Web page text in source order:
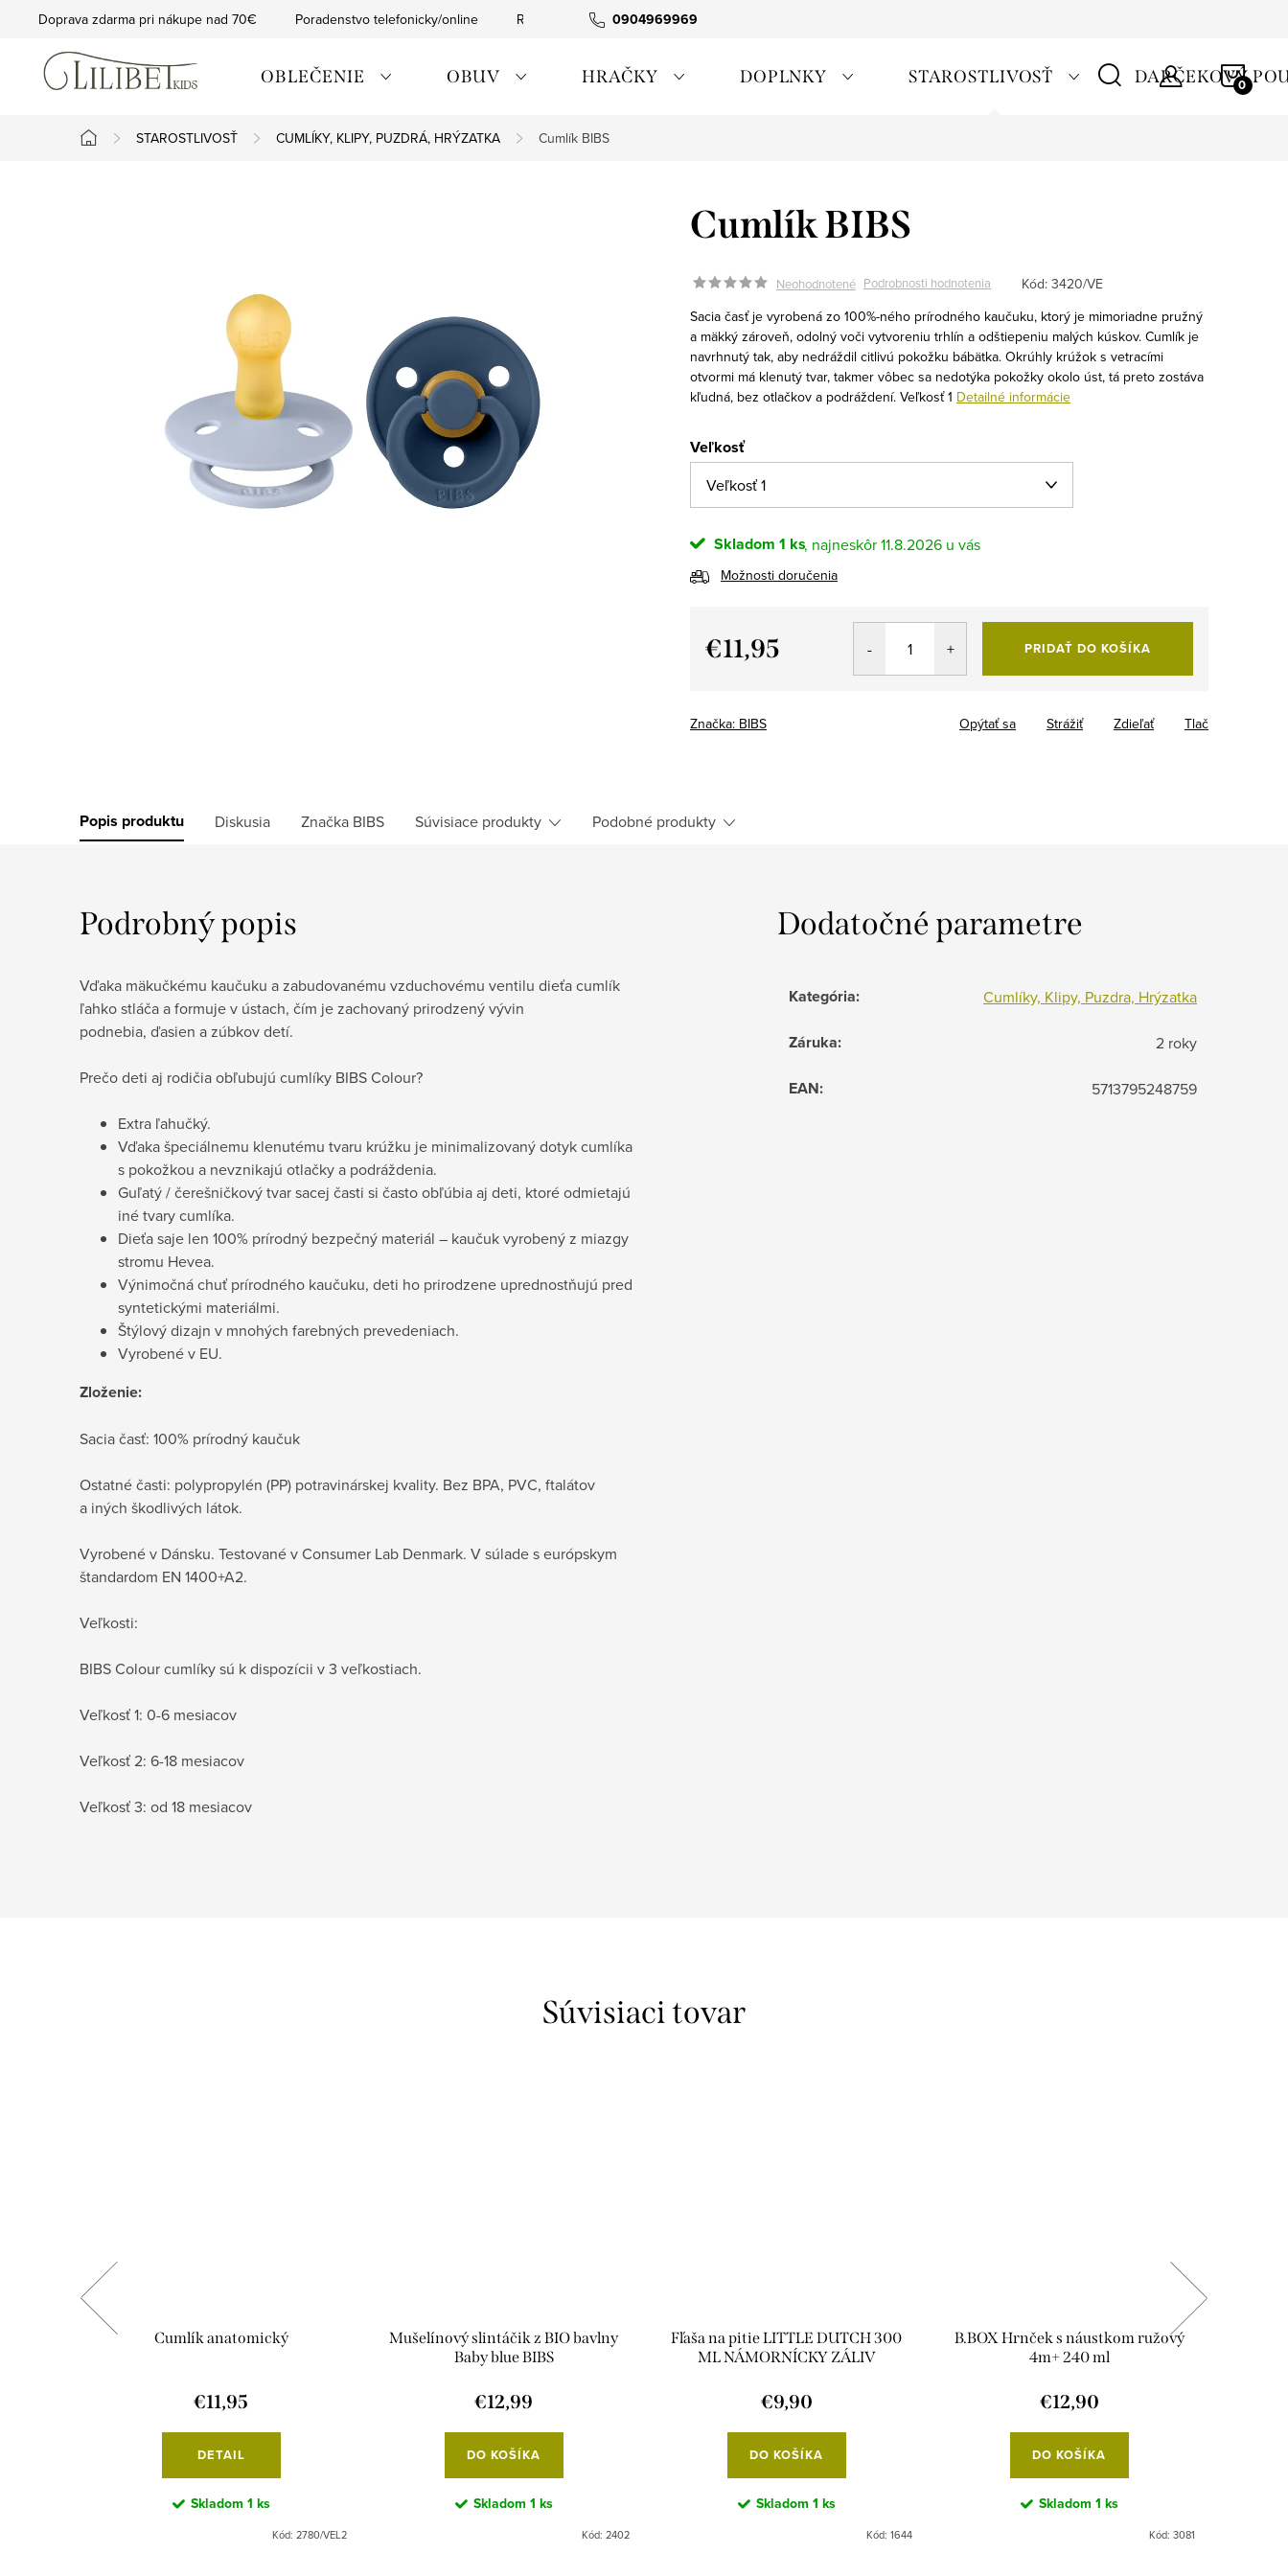
0904969969
Doprava zdarma pri nákupe nad 70€ Poradenstvo telefonicky/online Rýchla expedícia Tovar skladom
OBLEČENIE OBUV HRAČKY DOPLNKY STAROSTLIVOSŤ DARČEKOVÝ
Domov
STAROSTLIVOSŤ CUMLÍKY, KLIPY, PUZDRÁ, HRÝZATKA Cumlík BIBS
Cumlík BIBS
Neohodnotené Podrobnosti hodnotenia Kód: 3420/VE
Sacia časť je vyrobená zo 100%-ného prírodného kaučuku, ktorý je mimoriadne pružný
a mäkký zároveň, odolný voči vytvoreniu trhlín a odštiepeniu malých kúskov. Cumlík je
navrhnutý tak, aby nedráždil citlivú pokožku bábätka. Okrúhly krúžok s vetracími
otvormi má klenutý tvar, takmer vôbec sa nedotýka pokožky okolo úst, tá preto zostáva
kľudná, bez otlačkov a podráždení. Veľkosť 1 Detailné informácie
Veľkosť
Skladom 1 ks 11.8.2026
Možnosti doručenia
€11,95 PRIDAŤ DO KOŠÍKA
Značka: BIBS Tlač
Opýtať sa Strážiť Zdieľať
Popis produktu Diskusia Značka BIBS Súvisiace produkty Podobné produkty
Podrobný popis
Vďaka mäkučkému kaučuku a zabudovanému vzduchovému ventilu dieťa cumlík
ľahko stláča a formuje v ústach, čím je zachovaný prirodzený vývin
podnebia, ďasien a zúbkov detí.
Prečo deti aj rodičia obľubujú cumlíky BIBS Colour?
Extra ľahučký.
Vďaka špeciálnemu klenutému tvaru krúžku je minimalizovaný dotyk cumlíka
s pokožkou a nevznikajú otlačky a podráždenia.
Guľatý / čerešničkový tvar sacej časti si často obľúbia aj deti, ktoré odmietajú
iné tvary cumlíka.
Dieťa saje len 100% prírodný bezpečný materiál – kaučuk vyrobený z miazgy
stromu Hevea.
Výnimočná chuť prírodného kaučuku, deti ho prirodzene uprednostňujú pred
syntetickými materiálmi.
Štýlový dizajn v mnohých farebných prevedeniach.
Vyrobené v EU.
Zloženie:
Sacia časť: 100% prírodný kaučuk
Ostatné časti: polypropylén (PP) potravinárskej kvality. Bez BPA, PVC, ftalátov
a iných škodlivých látok.
Vyrobené v Dánsku. Testované v Consumer Lab Denmark. V súlade s európskym
štandardom EN 1400+A2.
Veľkosti:
BIBS Colour cumlíky sú k dispozícii v 3 veľkostiach.
Veľkosť 1: 0-6 mesiacov
Veľkosť 2: 6-18 mesiacov
Veľkosť 3: od 18 mesiacov
Dodatočné parametre
Kategória: Cumlíky, Klipy, Puzdra, Hrýzatka
Záruka: 2 roky
EAN: 5713795248759
Súvisiaci tovar
Cumlík anatomický
€11,95
DETAIL
Skladom 1 ks
Kód: 2780/VEL2
Mušelínový slintáčik z BIO bavlny
Baby blue BIBS
€12,99
DO KOŠÍKA
Skladom 1 ks
Kód: 2402
Fľaša na pitie LITTLE DUTCH 300
ML NÁMORNÍCKY ZÁLIV
€9,90
DO KOŠÍKA
Skladom 1 ks
Kód: 1644
B.BOX Hrnček s náustkom ružový
4m+ 240 ml
€12,90
DO KOŠÍKA
Skladom 1 ks
Kód: 3081